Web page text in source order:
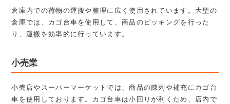
倉庫内での荷物の運搬や整理に広く使用されています。大型の
倉庫では、カゴ台車を使用して、商品のピッキングを行った
り、運搬を効率的に行っています。
小売業
小売店やスーパーマーケットでは、商品の陳列や補充にカゴ台
車を使用しております。カゴ台車は小回りが利くため、店内で